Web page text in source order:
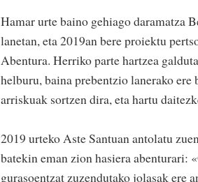
Hamar urte baino gehiago daramatza
lanetan, eta 2019an bere proiektu
Abentura. Herriko parte hartzea
helburu, baina prebentzio lanerako
arriskuak sortzen dira, eta hartu
2019 urteko Aste Santuan antolatu
batekin eman zion hasiera abenturari:
gurasoentzat zuzendutako jolasak ere